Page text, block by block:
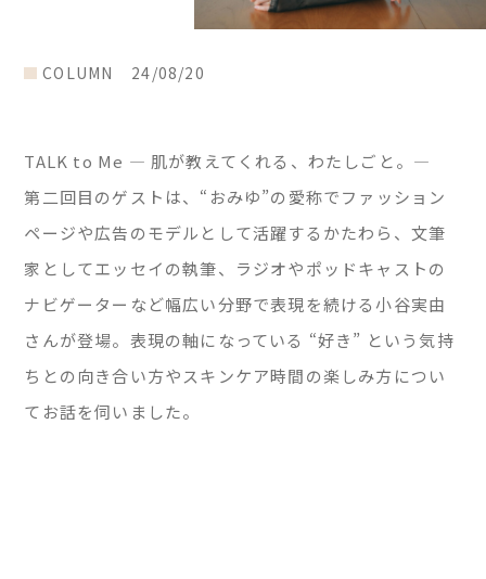
COLUMN 24/08/20
TALK to Me — 肌が教えてくれる、わたしごと。—
第二回目のゲストは、“おみゆ”の愛称でファッション
ページや広告のモデルとして活躍するかたわら、文筆
家としてエッセイの執筆、ラジオやポッドキャストの
ナビゲーターなど幅広い分野で表現を続ける小谷実由
さんが登場。表現の軸になっている “好き” という気持
ちとの向き合い方やスキンケア時間の楽しみ方につい
てお話を伺いました。